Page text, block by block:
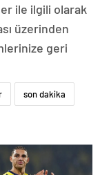
ile ilgili olarak
üzerinden
geri
son dakika